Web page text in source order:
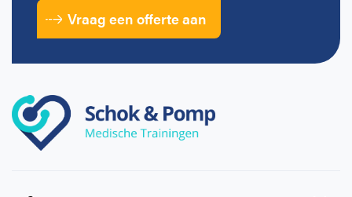
Vraag een offerte aan